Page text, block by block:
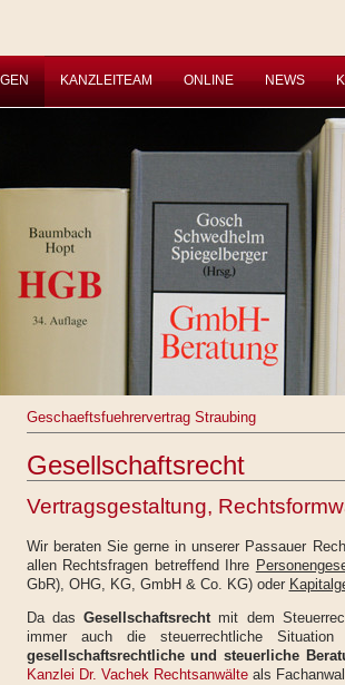
KANZLEITEAM ONLINE NEWS
Geschaeftsfuehrervertrag Straubing
Gesellschaftsrecht
Vertragsgestaltung,
Wir beraten Sie gerne in unserer Passauer
allen Rechtsfragen betreffend Ihre
GbR), OHG, KG, GmbH & Co. KG) oder
Da dasGesellschaftsrechtmit dem
immer auch die steuerrechtliche
gesellschaftsrechtliche und steuerliche
Kanzlei Dr. Vachek Rechtsanwälteals